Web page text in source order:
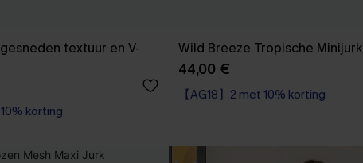
textuur en V-
korting
Wild Breeze Tropische Minijurk
44,00 €
【AG18】2 met 10% korting